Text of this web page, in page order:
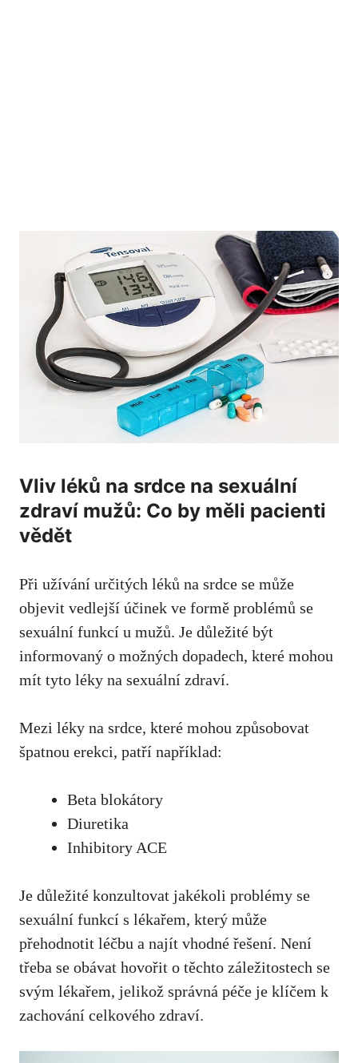
Vliv léků na srdce na sexuální
zdraví mužů: Co by měli pacienti
vědět
Při užívání určitých léků na srdce se může
objevit vedlejší účinek ve formě problémů se
sexuální funkcí u mužů. Je důležité být
informovaný o možných dopadech, které mohou
mít tyto léky na sexuální zdraví.
Mezi léky na srdce, které mohou způsobovat
špatnou erekci, patří například:
Beta blokátory
Diuretika
Inhibitory ACE
Je důležité konzultovat jakékoli problémy se
sexuální funkcí s lékařem, který může
přehodnotit léčbu a najít vhodné řešení. Není
třeba se obávat hovořit o těchto záležitostech se
svým lékařem, jelikož správná péče je klíčem k
zachování celkového zdraví.